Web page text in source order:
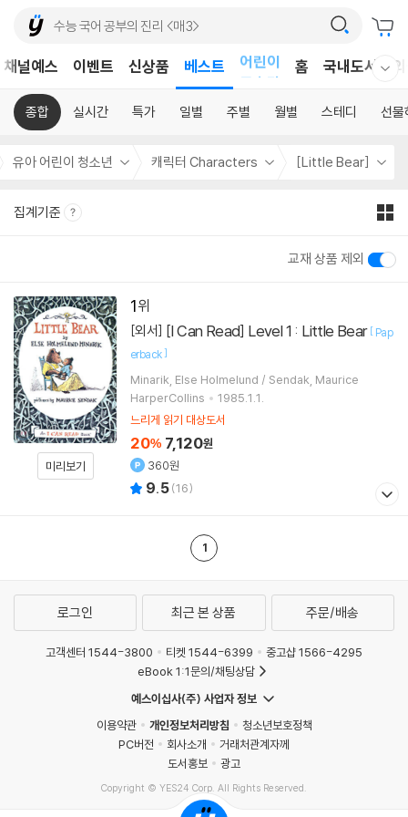
채널예스 이벤트 신상품 베스트
어린이
독후감
어린이
홈 국내도서
종합 실시간 특가 일별 주별 월별 스테디 선물
유아 어린이 청소년 캐릭터 Characters [Little Bear]
집계기준
교재 상품 제외
1
미리보기
[외서] [I Can Read] Level 1 : Little Bear [ Pap
erback]
Minarik, Else Holmelund / Sendak, Maurice
HarperCollins
1985.1.1.
느리게 읽기 대상도서
20% 7,120원
360원
9.5(16)
1
로그인 최근 본 상품 주문/배송
고객센터 1544-3800 티켓 1544-6399
중고샵 1566-4295
eBook 1:1문의/채팅상담
예스이십사(주) 사업자 정보
이용약관
개인정보처리방침
청소년보호정책
PC버전
회사소개
거래처관계자께
도서홍보
광고
Copyright © YES24 Corp. All Rights Reserved.